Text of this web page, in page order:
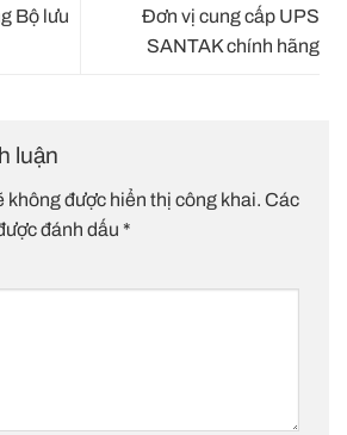
Bộ lưu
Đơn vị cung cấp UPS
SANTAK chính hãng
luận
không được hiển thị công khai. Các
đánh dấu *